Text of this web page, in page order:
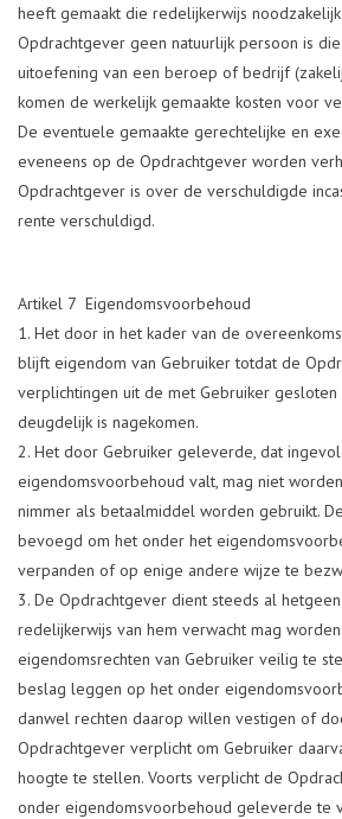
heeft gemaakt die redelijkerwijs
Opdrachtgever geen natuurlijk persoon is
uitoefening van een beroep of bedrijf
komen de werkelijk gemaakte kosten voor
De eventuele gemaakte gerechtelijke en
eveneens op de Opdrachtgever worden
Opdrachtgever is over de verschuldigde
rente verschuldigd.
Artikel 7 Eigendomsvoorbehoud
Het door in het kader van de
blijft eigendom van Gebruiker totdat de
verplichtingen uit de met Gebruiker gesloten
deugdelijk is nagekomen.
Het door Gebruiker geleverde, dat
eigendomsvoorbehoud valt, mag niet
nimmer als betaalmiddel worden gebruikt.
bevoegd om het onder het
verpanden of op enige andere wijze te
De Opdrachtgever dient steeds al
redelijkerwijs van hem verwacht mag
eigendomsrechten van Gebruiker veilig te
beslag leggen op het onder
danwel rechten daarop willen vestigen of
Opdrachtgever verplicht om Gebruiker
hoogte te stellen. Voorts verplicht de
onder eigendomsvoorbehoud geleverde te